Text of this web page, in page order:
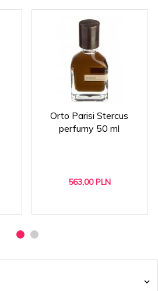
Orto Parisi Stercus
perfumy 50 ml
563,00 PLN